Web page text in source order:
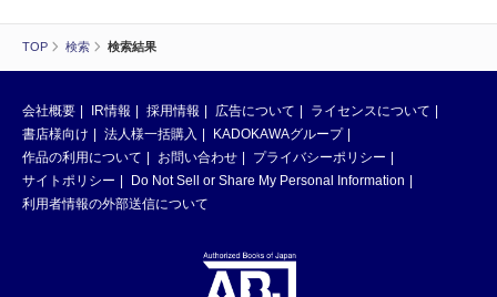
TOP 検索 検索結果
会社概要 IR情報 採用情報 広告について
ライセンスについて
書店様向け
法人様一括購入
KADOKAWAグループ
作品の利用について
お問い合わせ
プライバシーポリシー
サイトポリシー
Do Not Sell or Share My Personal Information
利用者情報の外部送信について